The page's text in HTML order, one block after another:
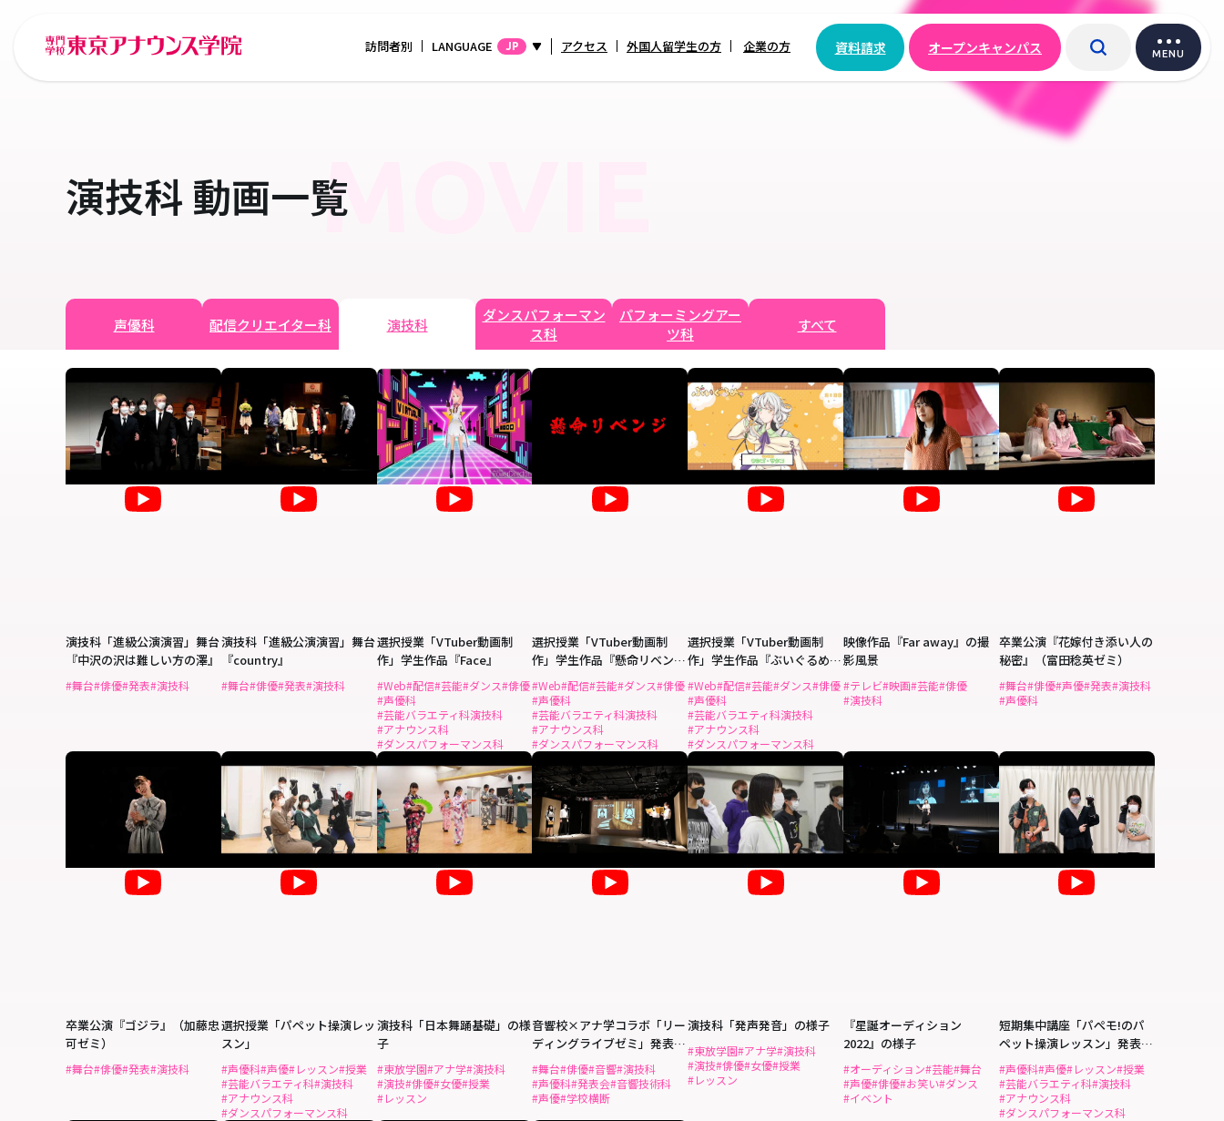
訪問者別 LANGUAGE JP アクセス 外国人留学生の方 企業の方 資料請求 オープンキャンパス MENU
演技科動画一覧MOVIE
声優科 配信クリエイター科 演技科
ダンスパフォーマン
ス科
パフォーミングアー
ツ科
すべて
演技科「進級公演演習」舞台
『中沢の沢は難しい方の澤』
#舞台#俳優#発表#演技科
演技科「進級公演演習」舞台
『country』
#舞台#俳優#発表#演技科
選択授業「VTuber動画制
作」学生作品『Face』
#Web#配信#芸能#ダンス#俳優
#声優科
#芸能バラエティ科演技科
#アナウンス科
#ダンスパフォーマンス科
選択授業「VTuber動画制
作」学生作品『懸命リベン
ジ』
#Web#配信#芸能#ダンス#俳優
#声優科
#芸能バラエティ科演技科
#アナウンス科
#ダンスパフォーマンス科
選択授業「VTuber動画制
作」学生作品『ぶいぐるめ
っ』
#Web#配信#芸能#ダンス#俳優
#声優科
#芸能バラエティ科演技科
#アナウンス科
#ダンスパフォーマンス科
映像作品『Far away』の撮
影風景
#テレビ#映画#芸能#俳優
#演技科
卒業公演『花嫁付き添い人の
秘密』（富田稔英ゼミ）
#舞台#俳優#声優#発表#演技科
#声優科
卒業公演『ゴジラ』（加藤忠
可ゼミ）
#舞台#俳優#発表#演技科
選択授業「パペット操演レッ
スン」
#声優科#声優#レッスン#授業
#芸能バラエティ科#演技科
#アナウンス科
#ダンスパフォーマンス科
演技科「日本舞踊基礎」の様
子
#東放学園#アナ学#演技科
#演技#俳優#女優#授業
#レッスン
音響校×アナ学コラボ「リー
ディングライブゼミ」発表会
の様子
#舞台#俳優#音響#演技科
#声優科#発表会#音響技術科
#声優#学校横断
演技科「発声発音」の様子
#東放学園#アナ学#演技科
#演技#俳優#女優#授業
#レッスン
『星誕オーディション
2022』の様子
#オーディション#芸能#舞台
#声優#俳優#お笑い#ダンス
#イベント
短期集中講座「パぺモ!のパ
ペット操演レッスン」発表の
様子
#声優科#声優#レッスン#授業
#芸能バラエティ科#演技科
#アナウンス科
#ダンスパフォーマンス科